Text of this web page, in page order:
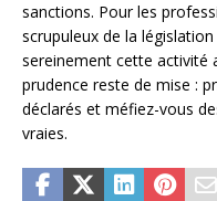
sanctions. Pour les
scrupuleux de la
sereinement cette activité
prudence reste de mise :
déclarés et méfiez-vous
vraies.